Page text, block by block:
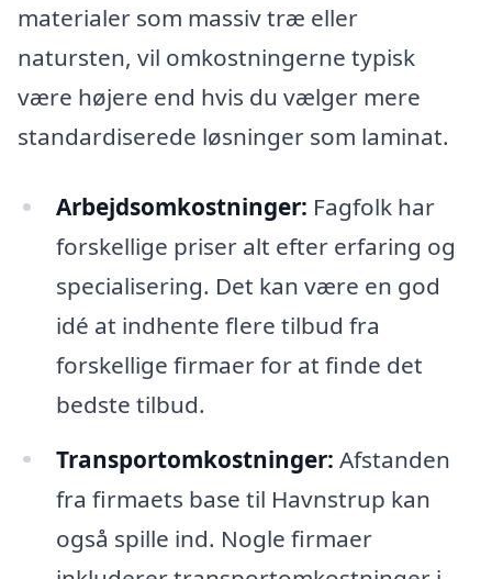
materialer som massiv træ eller
natursten, vil omkostningerne typisk
være højere end hvis du vælger mere
standardiserede løsninger som laminat.
Arbejdsomkostninger: Fagfolk har
forskellige priser alt efter erfaring og
specialisering. Det kan være en god
idé at indhente flere tilbud fra
forskellige firmaer for at finde det
bedste tilbud.
Transportomkostninger: Afstanden
fra firmaets base til Havnstrup kan
også spille ind. Nogle firmaer